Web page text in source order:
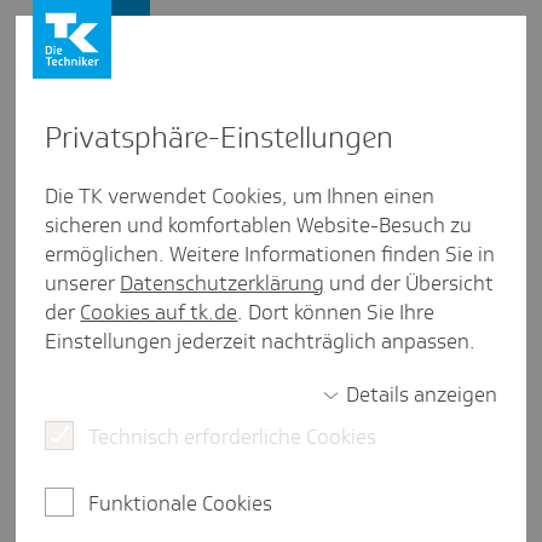
Urteil: Arbeit­geber durfte
Entgelt­fort­zah­lung bei
bestimmter Online-Krank­schrei­
bung verwei­gern
eine Minute Lesezeit
Firmenkunden Versicherung
Privat­sphäre-Einstel­lungen
Die TK verwendet Cookies, um Ihnen einen
sicheren und komfortablen Website-Besuch zu
ermöglichen. Weitere Informationen finden Sie in
unserer Datenschutzerklärung und der Übersicht
der Cookies auf tk.de. Dort können Sie Ihre
Einstellungen jederzeit nachträglich anpassen.
Details anzeigen
Technisch erforderliche Cookies
Funktionale Cookies